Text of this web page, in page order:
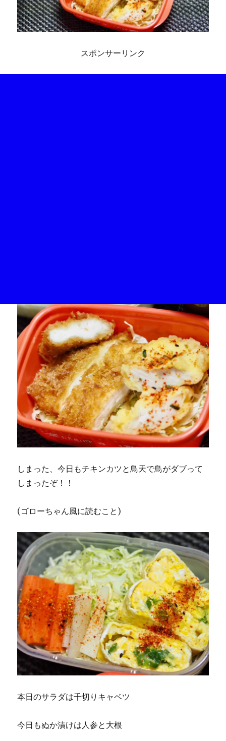
スポンサーリンク
しまった、今日もチキンカツと鳥天で鳥がダブって
しまったぞ！！
(ゴローちゃん風に読むこと)
本日のサラダは千切りキャベツ
今日もぬか漬けは人参と大根